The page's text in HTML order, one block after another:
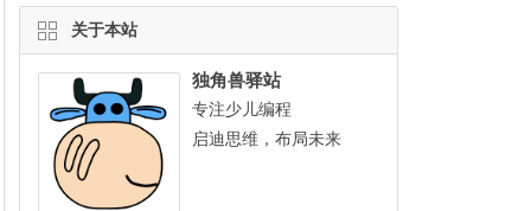
关于本站
独角兽驿站
专注少儿编程
启迪思维，布局未来